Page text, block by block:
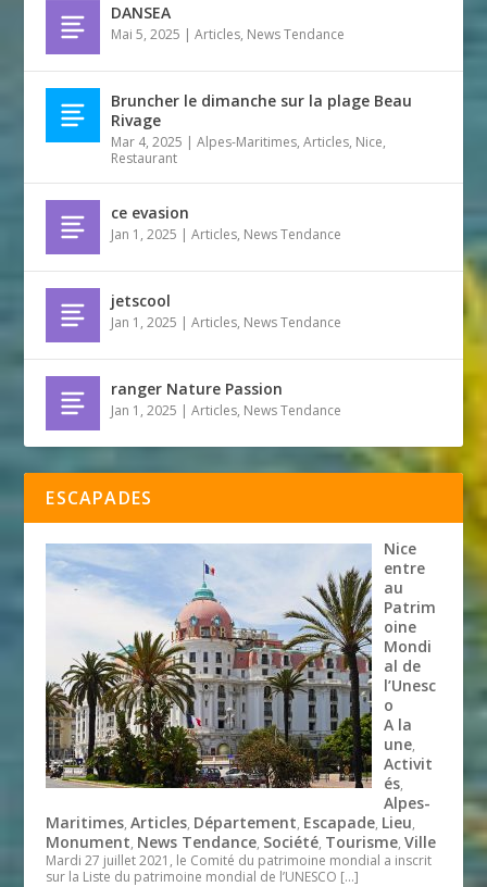
DANSEA
Mai 5, 2025 |Articles, News Tendance
Bruncher le dimanche sur la plage Beau
Rivage
Mar 4, 2025 |Alpes-Maritimes,Articles, Nice,
Restaurant
ce evasion
Jan 1, 2025 |Articles, News Tendance
jetscool
Jan 1, 2025 |Articles, News Tendance
ranger Nature Passion
Jan 1, 2025 |Articles, News Tendance
ESCAPADES
Nice
entre
au
Patrim
oine
Mondi
al de
l’Unesc
o
A la
une,
Activit
és,
Alpes-
Maritimes,Articles, Département, Escapade, Lieu,
Monument, News Tendance, Société, Tourisme,Ville
Mardi 27 juillet 2021, le Comité du patrimoine mondial a inscrit
sur la Liste du patrimoine mondial de l’UNESCO […]